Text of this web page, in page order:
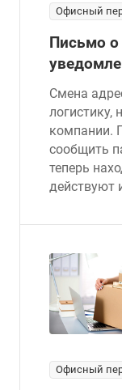
Офисный
Письмо о
Смена
логистику,
компании.
сообщить
теперь
действуют
Офисный